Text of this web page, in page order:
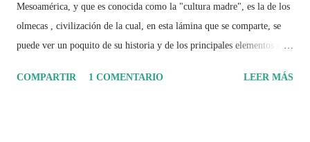
Mesoamérica, y que es conocida como la "cultura madre", es la de los
olmecas , civilización de la cual, en esta lámina que se comparte, se
puede ver un poquito de su historia y de los principales elementos que
COMPARTIR
1 COMENTARIO LEER MÁS